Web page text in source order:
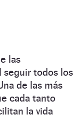
las
seguir todos los
de las más
cada tanto
la vida